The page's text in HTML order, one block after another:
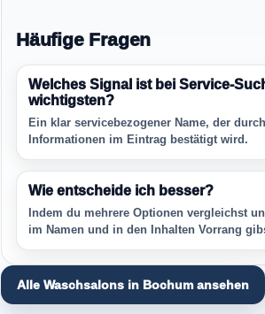
Häufige Fragen
Welches Signal ist bei Service-
wichtigsten?
Ein klar servicebezogener Name, der
Informationen im Eintrag bestätigt wird.
Wie entscheide ich besser?
Indem du mehrere Optionen vergleichst
im Namen und in den Inhalten Vorrang
Alle Waschsalons in Bochum ansehen